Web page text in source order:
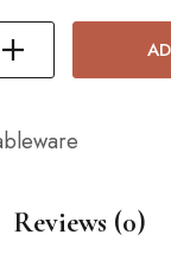
Reviews (0)